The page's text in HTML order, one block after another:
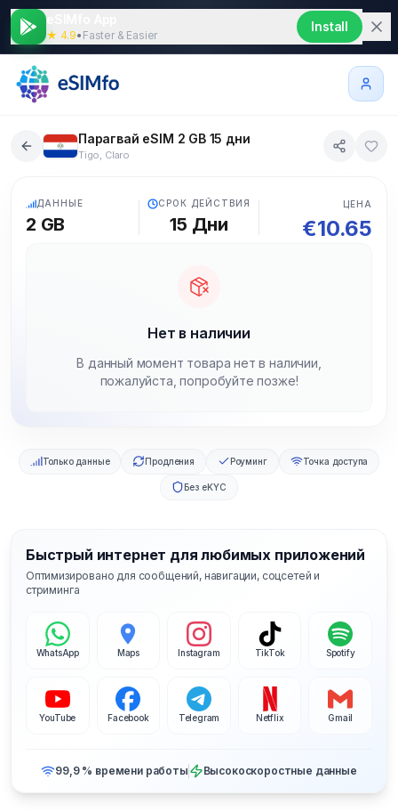
★ 4.9• Faster & Easier
Install
Парагвай eSIM 2 GB 15 дни
Tigo, Claro
ДАННЫЕ
2 GB
СРОК ДЕЙСТВИЯ
15 Дни
ЦЕНА
€10.65
Нет в наличии
В данный момент товара нет в наличии,
пожалуйста, попробуйте позже!
Только данные Продления Роуминг Точка доступа
Без eKYC
Быстрый интернет для любимых приложений
Оптимизировано для сообщений, навигации, соцсетей и
стриминга
WhatsApp Maps Instagram TikTok Spotify
YouTube Facebook Telegram Netflix Gmail
99,9 % времени работы Высокоскоростные данные